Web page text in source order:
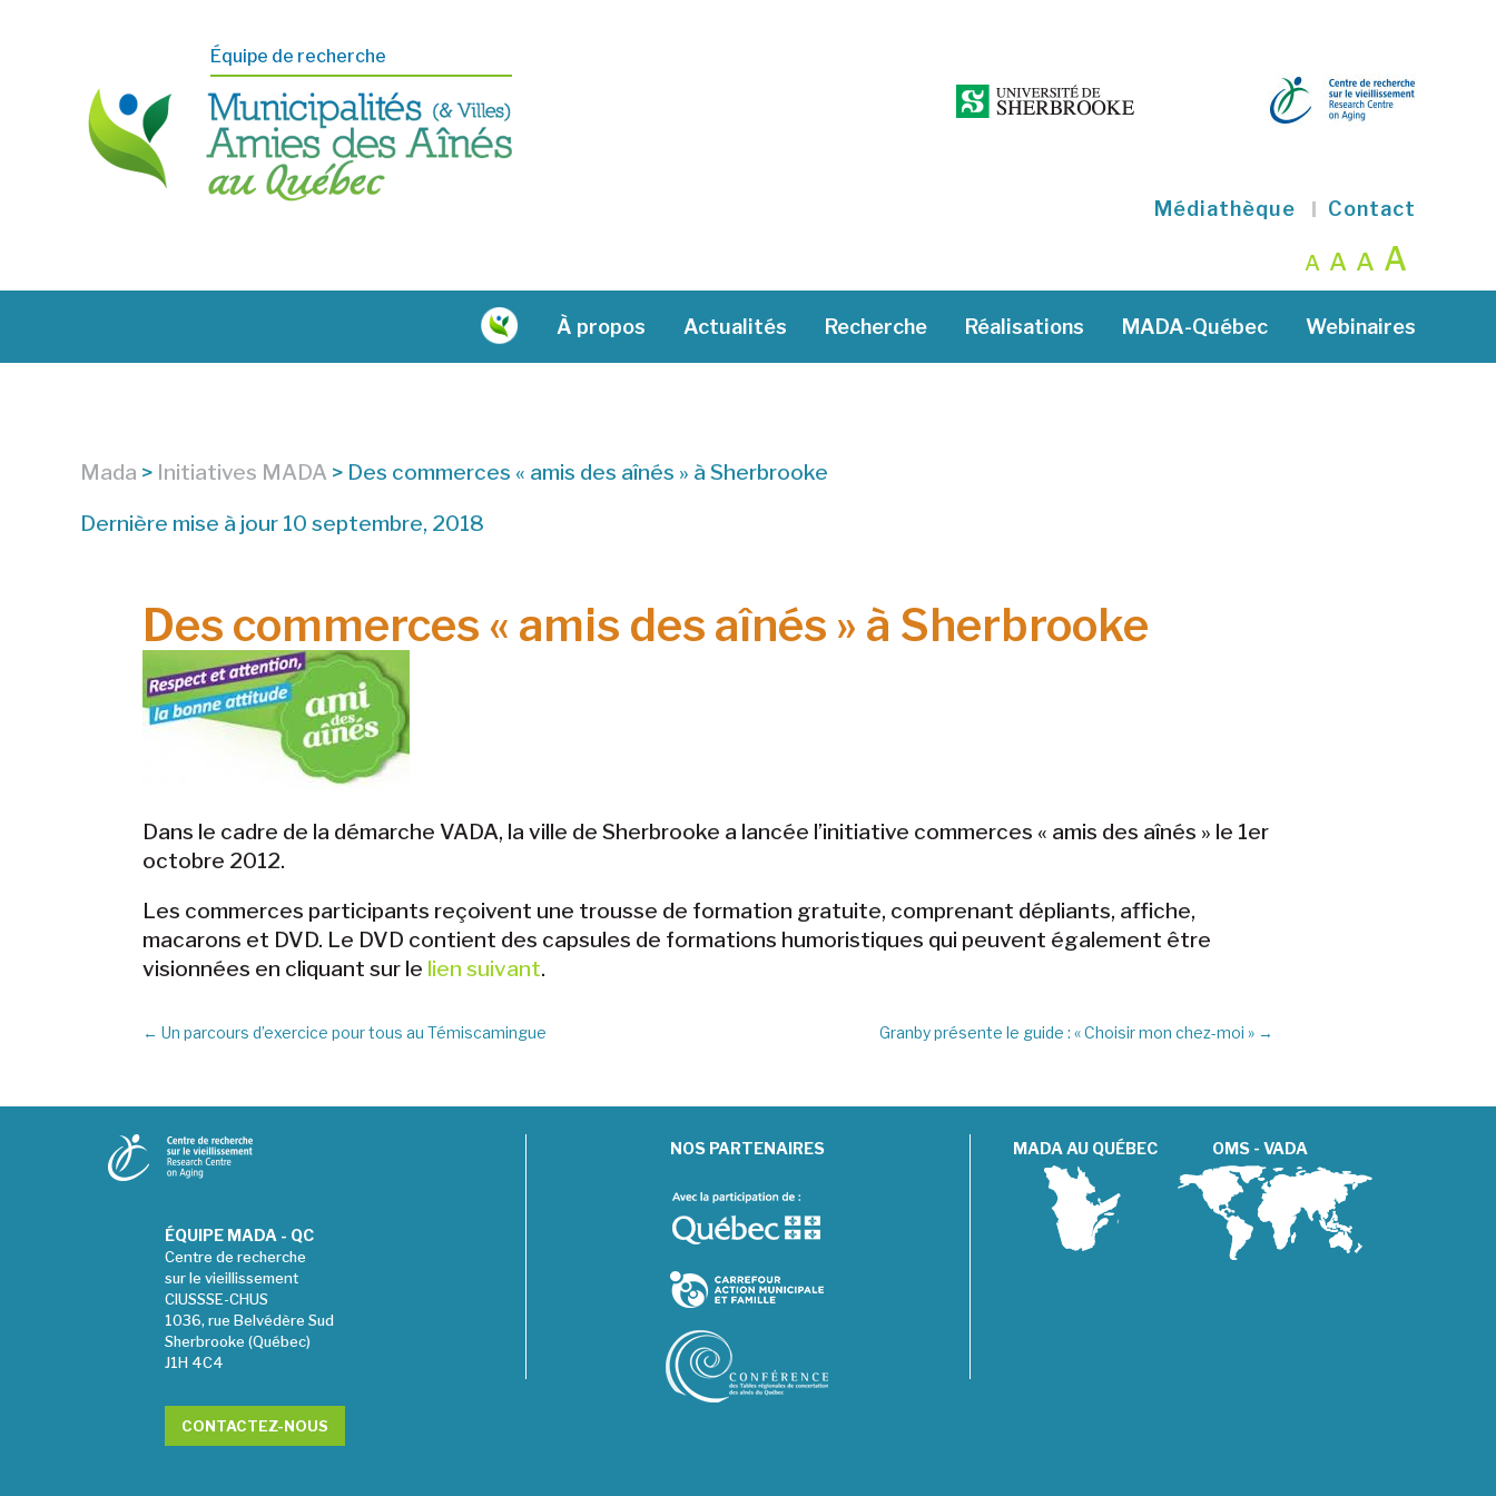
Équipe de recherche
Médiathèque Contact
A A A A
À propos Actualités Recherche Réalisations MADA-Québec Webinaires
Mada > Initiatives MADA > Des commerces « amis des aînés » à Sherbrooke
Dernière mise à jour 10 septembre, 2018
Des commerces « amis des aînés » à Sherbrooke
Dans le cadre de la démarche VADA, la ville de Sherbrooke a lancée l’initiative commerces « amis des aînés » le 1er
octobre 2012.
Les commerces participants reçoivent une trousse de formation gratuite, comprenant dépliants, affiche,
macarons et DVD. Le DVD contient des capsules de formations humoristiques qui peuvent également être
visionnées en cliquant sur le lien suivant.
← Un parcours d’exercice pour tous au Témiscamingue Granby présente le guide : « Choisir mon chez-moi » →
ÉQUIPE MADA - QC
Centre de recherche
sur le vieillissement
CIUSSSE-CHUS
1036, rue Belvédère Sud
Sherbrooke (Québec)
J1H 4C4
CONTACTEZ-NOUS
NOS PARTENAIRES MADA AU QUÉBEC OMS - VADA